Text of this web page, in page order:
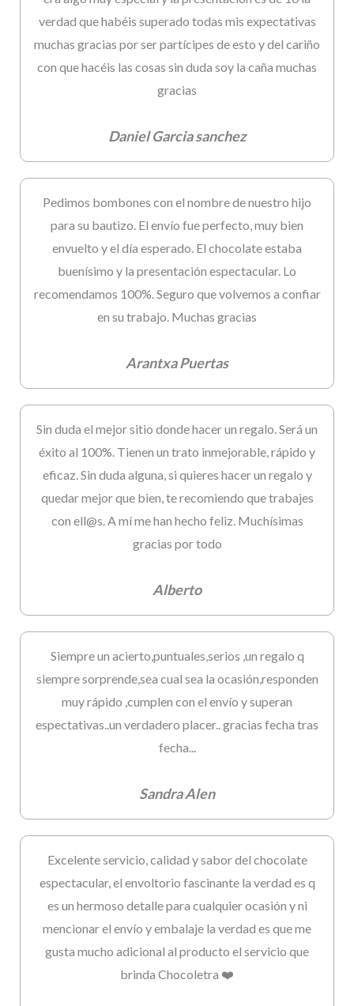
verdad que habéis superado todas mis expectativas
muchas gracias por ser partícipes de esto y del cariño
con que hacéis las cosas sin duda soy la caña muchas
gracias
Daniel Garcia sanchez
Pedimos bombones con el nombre de nuestro hijo
para su bautizo. El envío fue perfecto, muy bien
envuelto y el día esperado. El chocolate estaba
buenísimo y la presentación espectacular. Lo
recomendamos 100%. Seguro que volvemos a confiar
en su trabajo. Muchas gracias
Arantxa Puertas
Sin duda el mejor sitio donde hacer un regalo. Será un
éxito al 100%. Tienen un trato inmejorable, rápido y
eficaz. Sin duda alguna, si quieres hacer un regalo y
quedar mejor que bien, te recomiendo que trabajes
con ell@s. A mí me han hecho feliz. Muchísimas
gracias por todo
Alberto
Siempre un acierto,puntuales,serios ,un regalo q
siempre sorprende,sea cual sea la ocasión,responden
muy rápido ,cumplen con el envío y superan
espectativas..un verdadero placer.. gracias fecha tras
fecha...
Sandra Alen
Excelente servicio, calidad y sabor del chocolate
espectacular, el envoltorio fascinante la verdad es q
es un hermoso detalle para cualquier ocasión y ni
mencionar el envío y embalaje la verdad es que me
gusta mucho adicional al producto el servicio que
brinda Chocoletra ❤️